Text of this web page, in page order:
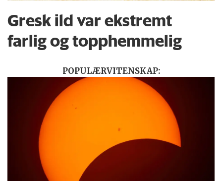
Gresk ild var ekstremt
farlig og topphemmelig
POPULÆRVITENSKAP: